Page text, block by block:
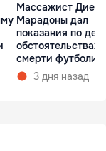
Массажист Диего
Марадоны дал
показания по
обстоятельствах
смерти
3 дня назад